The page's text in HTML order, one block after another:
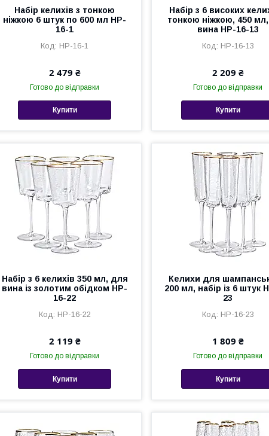
Набір келихів з тонкою
ніжкою 6 штук по 600 мл HP-
16-1
HP-16-1
2 479 ₴
Готово до відправки
Купити
Набір з 6 високих
тонкою ніжкою, 450
вина HP-16-13
HP-16-13
2 209 ₴
Готово до відправки
Купити
Набір з 6 келихів 350 мл, для
вина із золотим обідком HP-
16-22
HP-16-22
2 119 ₴
Готово до відправки
Купити
Келихи для
200 мл, набір із 6 штук
23
HP-16-23
1 809 ₴
Готово до відправки
Купити